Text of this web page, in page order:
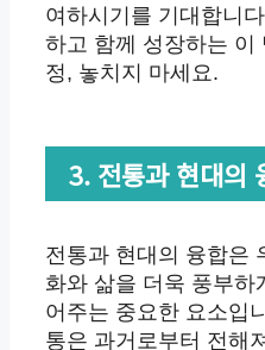
여하시기를 기대합니
하고 함께 성장하는 이
정, 놓치지 마세요.
3. 전통과 현대의
전통과 현대의 융합은
화와 삶을 더욱 풍부하
어주는 중요한 요소입
통은 과거로부터 전해